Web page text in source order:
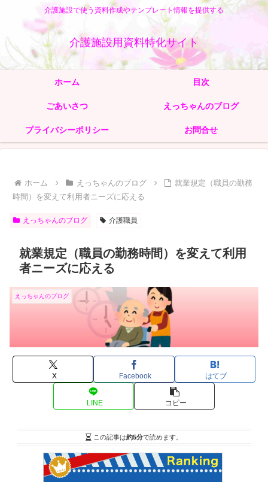
介護施設で使う資料作成やテンプレート情報を提供する
介護施設用資料特化サイト
ホーム 目次
ごあいさつ えっちゃんのブログ
プライバシーポリシー お問合せ
ホーム えっちゃんのブログ
就業規定（職員の勤務
時間）を変えて利用者ニーズに応える
えっちゃんのブログ 介護職員
就業規定（職員の勤務時間）を変えて利用
者ニーズに応える
えっちゃんのブログ
X Facebook はてブ
LINE コピー
この記事は約5分で読めます。